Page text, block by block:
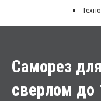
Саморез
сверлом до